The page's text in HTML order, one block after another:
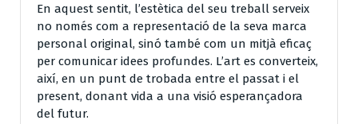
En aquest sentit, l’estètica del seu treball serveix
no només com a representació de la seva marca
personal original, sinó també com un mitjà eficaç
per comunicar idees profundes. L’art es converteix,
així, en un punt de trobada entre el passat i el
present, donant vida a una visió esperançadora
del futur.